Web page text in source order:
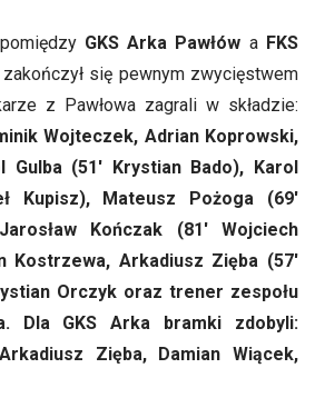
GKS Arka Pawłów a FKS
zakończył się pewnym zwycięstwem
z Pawłowa zagrali w składzie:
Wojteczek, Adrian Koprowski,
Gulba (51′ Krystian Bado), Karol
Kupisz), Mateusz Pożoga (69′
Kończak (81′ Wojciech
Kostrzewa, Arkadiusz Zięba (57′
Orczyk oraz trener zespołu
Dla GKS Arka bramki zdobyli:
Zięba, Damian Wiącek,